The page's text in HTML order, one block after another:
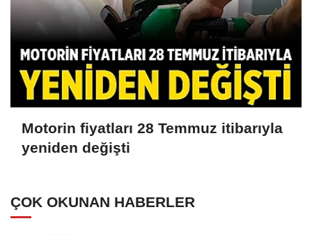
Motorin fiyatları 28 Temmuz itibarıyla
yeniden değişti
ÇOK OKUNAN HABERLER